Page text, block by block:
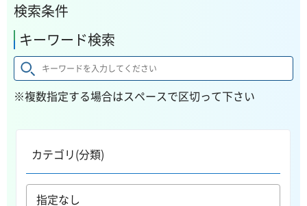
検索条件
キーワード検索
※複数指定する場合はスペースで区切って下さい
カテゴリ(分類)